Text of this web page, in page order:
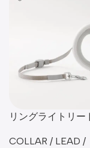
リングライトリー
COLLAR / LEAD /